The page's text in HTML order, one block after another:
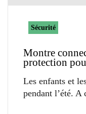
Sécurité
Montre
protection
Les enfants et
pendant l’été. A